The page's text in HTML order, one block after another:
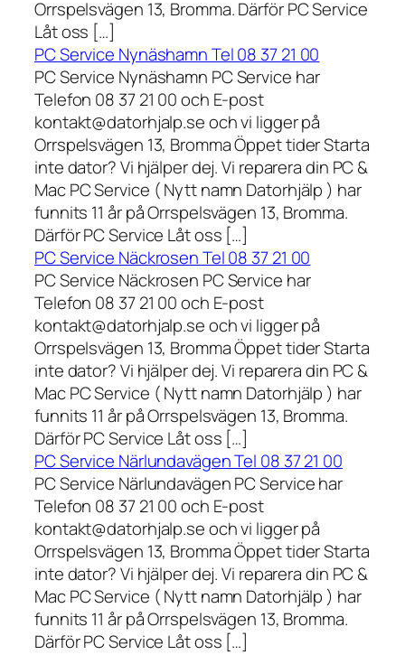
Orrspelsvägen 13, Bromma. Därför PC Service
Låt oss […]
PC Service Nynäshamn Tel 08 37 21 00
PC Service Nynäshamn PC Service har
Telefon 08 37 21 00 och E-post
kontakt@datorhjalp.se och vi ligger på
Orrspelsvägen 13, Bromma Öppet tider Starta
inte dator? Vi hjälper dej. Vi reparera din PC &
Mac PC Service ( Nytt namn Datorhjälp ) har
funnits 11 år på Orrspelsvägen 13, Bromma.
Därför PC Service Låt oss […]
PC Service Näckrosen Tel 08 37 21 00
PC Service Näckrosen PC Service har
Telefon 08 37 21 00 och E-post
kontakt@datorhjalp.se och vi ligger på
Orrspelsvägen 13, Bromma Öppet tider Starta
inte dator? Vi hjälper dej. Vi reparera din PC &
Mac PC Service ( Nytt namn Datorhjälp ) har
funnits 11 år på Orrspelsvägen 13, Bromma.
Därför PC Service Låt oss […]
PC Service Närlundavägen Tel 08 37 21 00
PC Service Närlundavägen PC Service har
Telefon 08 37 21 00 och E-post
kontakt@datorhjalp.se och vi ligger på
Orrspelsvägen 13, Bromma Öppet tider Starta
inte dator? Vi hjälper dej. Vi reparera din PC &
Mac PC Service ( Nytt namn Datorhjälp ) har
funnits 11 år på Orrspelsvägen 13, Bromma.
Därför PC Service Låt oss […]